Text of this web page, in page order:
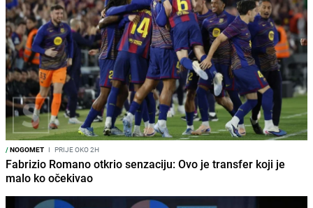
/NOGOMET I PRIJE OKO 2H
Fabrizio Romano otkrio senzaciju: Ovo je transfer koji je
malo ko očekivao